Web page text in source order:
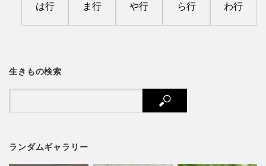
は行 ま行 や行 ら行 わ行
生きもの検索
ランダムギャラリー